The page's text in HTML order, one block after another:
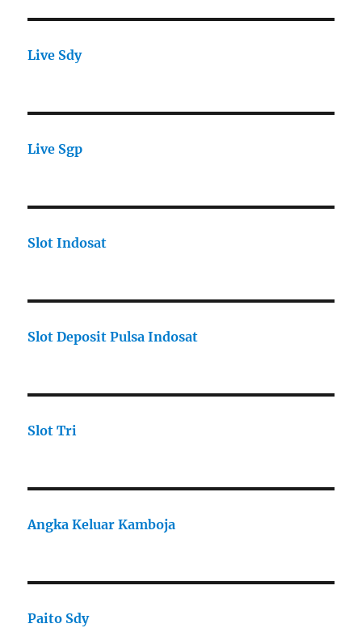
Live Sdy
Live Sgp
Slot Indosat
Slot Deposit Pulsa Indosat
Slot Tri
Angka Keluar Kamboja
Paito Sdy